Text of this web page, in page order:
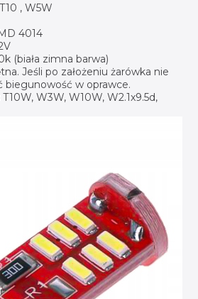
T10 , W5W
4014
(biała zimna barwa)
Jeśli po założeniu żarówka nie
biegunowość w oprawce.
T10W, W3W, W10W, W2.1x9.5d,